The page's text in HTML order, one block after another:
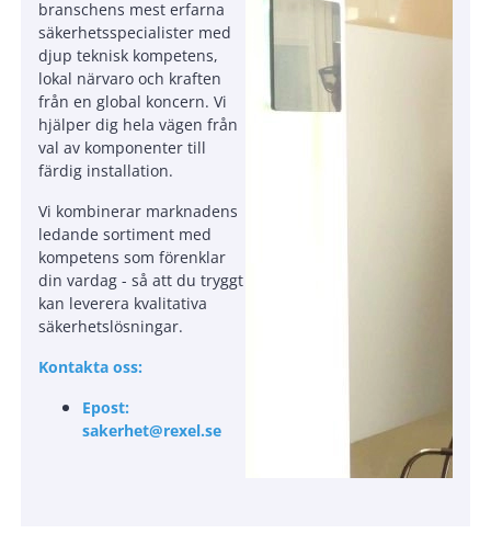
branschens mest erfarna
säkerhetsspecialister med
djup teknisk kompetens,
lokal närvaro och kraften
från en global koncern. Vi
hjälper dig hela vägen från
val av komponenter till
färdig installation.
Vi kombinerar marknadens
ledande sortiment med
kompetens som förenklar
din vardag - så att du tryggt
kan leverera kvalitativa
säkerhetslösningar.
Kontakta oss:
Epost:
sakerhet@rexel.se